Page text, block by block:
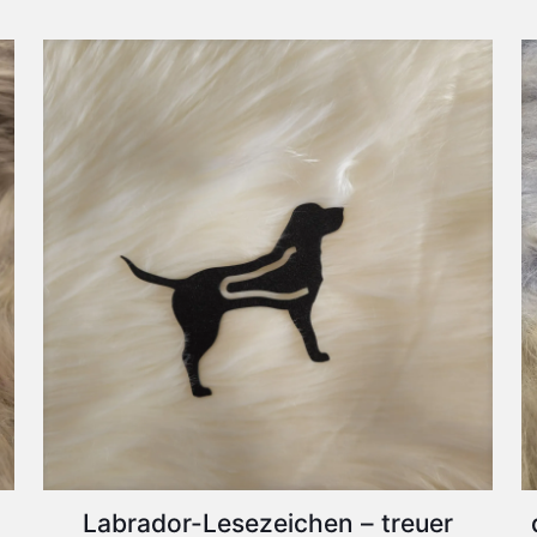
auf
der
Produktseite
gewählt
Labrador-Lesezeichen – treuer